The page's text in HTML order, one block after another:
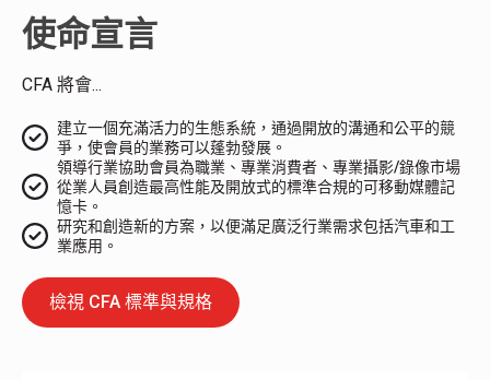
使命宣言
CFA 將會...
建立一個充滿活力的生態系統，通過開放的溝通和公平的競
爭，使會員的業務可以蓬勃發展。
領導行業協助會員為職業、專業消費者、專業攝影/錄像市場
從業人員創造最高性能及開放式的標準合規的可移動媒體記
憶卡。
研究和創造新的方案，以便滿足廣泛行業需求包括汽車和工
業應用。
檢視 CFA 標準與規格